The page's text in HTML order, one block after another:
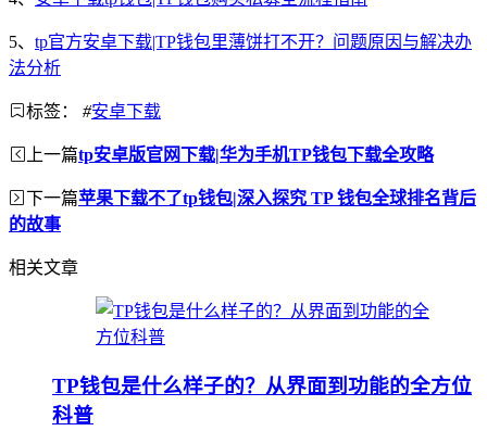
5、 tp官方安卓下载|TP钱包里薄饼打不开？问题原因与解决办
法分析
标签： #安卓下载
上一篇tp安卓版官网下载|华为手机TP钱包下载全攻略
下一篇苹果下载不了tp钱包|深入探究 TP 钱包全球排名背后
的故事
相关文章
TP钱包是什么样子的？从界面到功能的全方位
科普